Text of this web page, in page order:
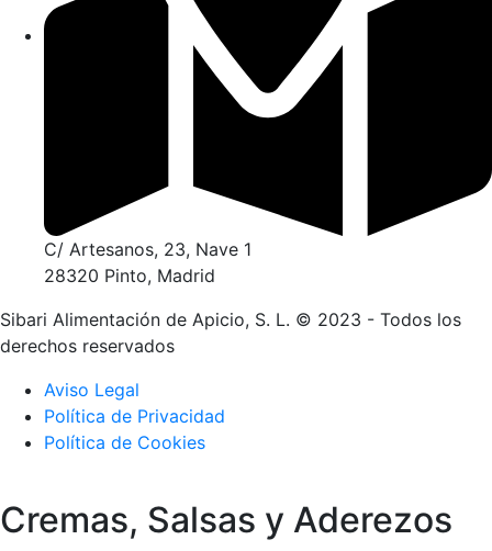
C/ Artesanos, 23, Nave 1
28320 Pinto, Madrid
Sibari Alimentación de Apicio, S. L. © 2023 - Todos los
derechos reservados
Aviso Legal
Política de Privacidad
Política de Cookies
Cremas, Salsas y Aderezos